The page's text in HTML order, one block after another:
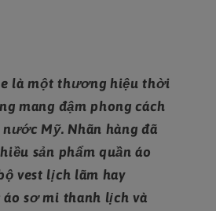
là một thương hiệu thời
mang đậm phong cách
Mỹ. Nhãn hàng đã
sản phẩm quần áo
vest lịch lãm hay
sơ mi thanh lịch và